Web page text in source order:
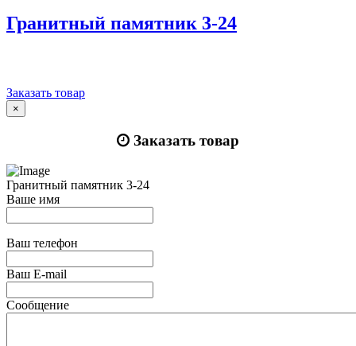
Гранитный памятник 3-24
Заказать товар
×
Заказать товар
Гранитный памятник 3-24
Ваше имя
Ваш телефон
Ваш E-mail
Сообщение